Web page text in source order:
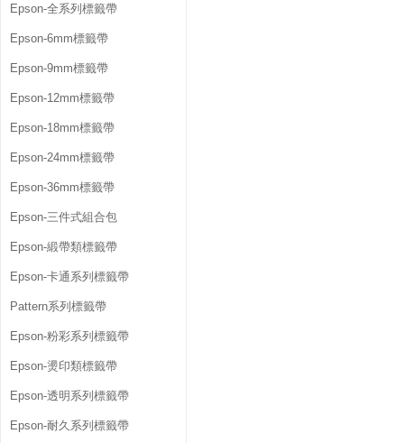
Epson-全系列標籤帶
Epson-6mm標籤帶
Epson-9mm標籤帶
Epson-12mm標籤帶
Epson-18mm標籤帶
Epson-24mm標籤帶
Epson-36mm標籤帶
Epson-三件式組合包
Epson-緞帶類標籤帶
Epson-卡通系列標籤帶
Pattern系列標籤帶
Epson-粉彩系列標籤帶
Epson-燙印類標籤帶
Epson-透明系列標籤帶
Epson-耐久系列標籤帶